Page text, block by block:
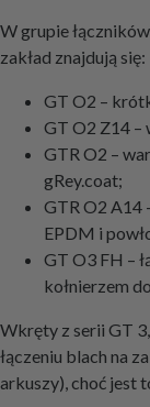
W grupie
zakład znajdują się:
GT O2 –
GT O2 Z14 –
GTR O2 –
gRey.coat;
GTR O2 A14
EPDM i
GT O3 FH –
kołnierzem
Wkręty z serii GT
łączeniu blach na
arkuszy), choć jest